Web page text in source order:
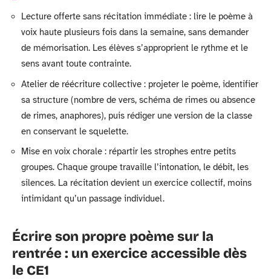
Lecture offerte sans récitation immédiate : lire le poème à
voix haute plusieurs fois dans la semaine, sans demander
de mémorisation. Les élèves s’approprient le rythme et le
sens avant toute contrainte.
Atelier de réécriture collective : projeter le poème, identifier
sa structure (nombre de vers, schéma de rimes ou absence
de rimes, anaphores), puis rédiger une version de la classe
en conservant le squelette.
Mise en voix chorale : répartir les strophes entre petits
groupes. Chaque groupe travaille l’intonation, le débit, les
silences. La récitation devient un exercice collectif, moins
intimidant qu’un passage individuel.
Écrire son propre poème sur la
rentrée : un exercice accessible dès
le CE1